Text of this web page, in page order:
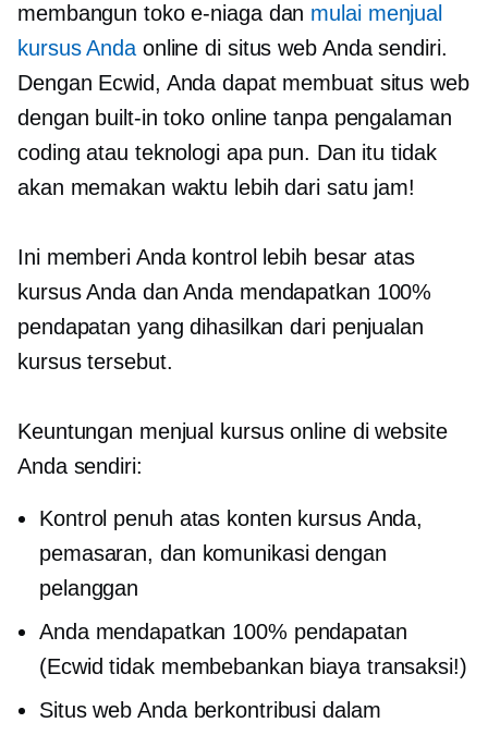
membangun toko e-niaga dan mulai menjual
kursus Andaonline di situs web Anda sendiri.
Dengan Ecwid, Anda dapat membuat situs web
dengan built-in toko online tanpa pengalaman
coding atau teknologi apa pun. Dan itu tidak
akan memakan waktu lebih dari satu jam!
Ini memberi Anda kontrol lebih besar atas
kursus Anda dan Anda mendapatkan 100%
pendapatan yang dihasilkan dari penjualan
kursus tersebut.
Keuntungan menjual kursus online di website
Anda sendiri:
Kontrol penuh atas konten kursus Anda,
pemasaran, dan komunikasi dengan
pelanggan
Anda mendapatkan 100% pendapatan
(Ecwid tidak membebankan biaya transaksi!)
Situs web Anda berkontribusi dalam